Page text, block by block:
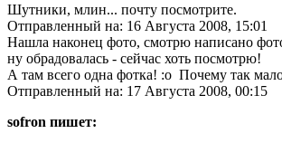
Шутники, млин... почту посмотрите.
Отправленный на: 16 Августа 2008, 15:01
Нашла наконец фото, смотрю написано
ну обрадовалась - сейчас хоть посмотрю!
А там всего одна фотка! :o Почему так
Отправленный на: 17 Августа 2008, 00:15
sofron пишет: